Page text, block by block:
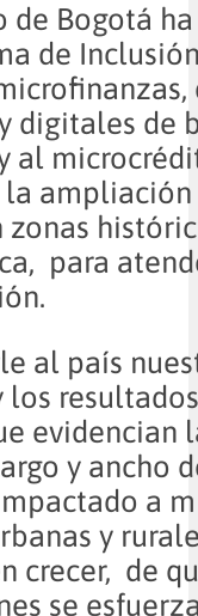
de Bogotá
de
digitales de
al
la
zonas
para
al país
evidencian
y ancho
a
y
crecer, de
se